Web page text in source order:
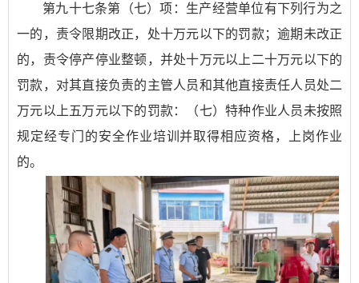
第九十七条第（七）项：生产经营单位有下列行为之
一的，责令限期改正，处十万元以下的罚款；逾期未改正
的，责令停产停业整顿，并处十万元以上二十万元以下的
罚款，对其直接负责的主管人员和其他直接责任人员处二
万元以上五万元以下的罚款：（七）特种作业人员未按照
规定经专门的安全作业培训并取得相应资格，上岗作业
的。